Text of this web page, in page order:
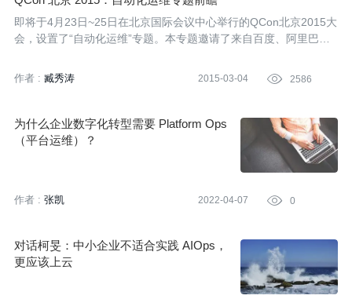
即将于4月23日~25日在北京国际会议中心举行的QCon北京2015大
会，设置了“自动化运维”专题。本专题邀请了来自百度、阿里巴
运维实践、数据库、数据中心等方面带来分享，敬请期待。
作者 : 臧秀涛 2015-03-04  2586
为什么企业数字化转型需要 Platform Ops
（平台运维）？
作者 : 张凯 2022-04-07  0
对话柯旻：中小企业不适合实践 AIOps，
更应该上云